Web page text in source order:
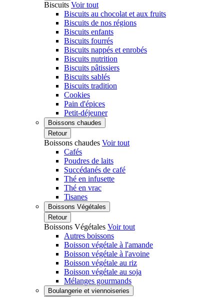
Biscuits Voir tout
Biscuits au chocolat et aux fruits
Biscuits de nos régions
Biscuits enfants
Biscuits fourrés
Biscuits nappés et enrobés
Biscuits nutrition
Biscuits pâtissiers
Biscuits sablés
Biscuits tradition
Cookies
Pain d'épices
Petit-déjeuner
Boissons chaudes
Retour
Boissons chaudes Voir tout
Cafés
Poudres de laits
Succédanés de café
Thé en infusette
Thé en vrac
Tisanes
Boissons Végétales
Retour
Boissons Végétales Voir tout
Autres boissons
Boisson végétale à l'amande
Boisson végétale à l'avoine
Boisson végétale au riz
Boisson végétale au soja
Mélanges gourmands
Boulangerie et viennoiseries